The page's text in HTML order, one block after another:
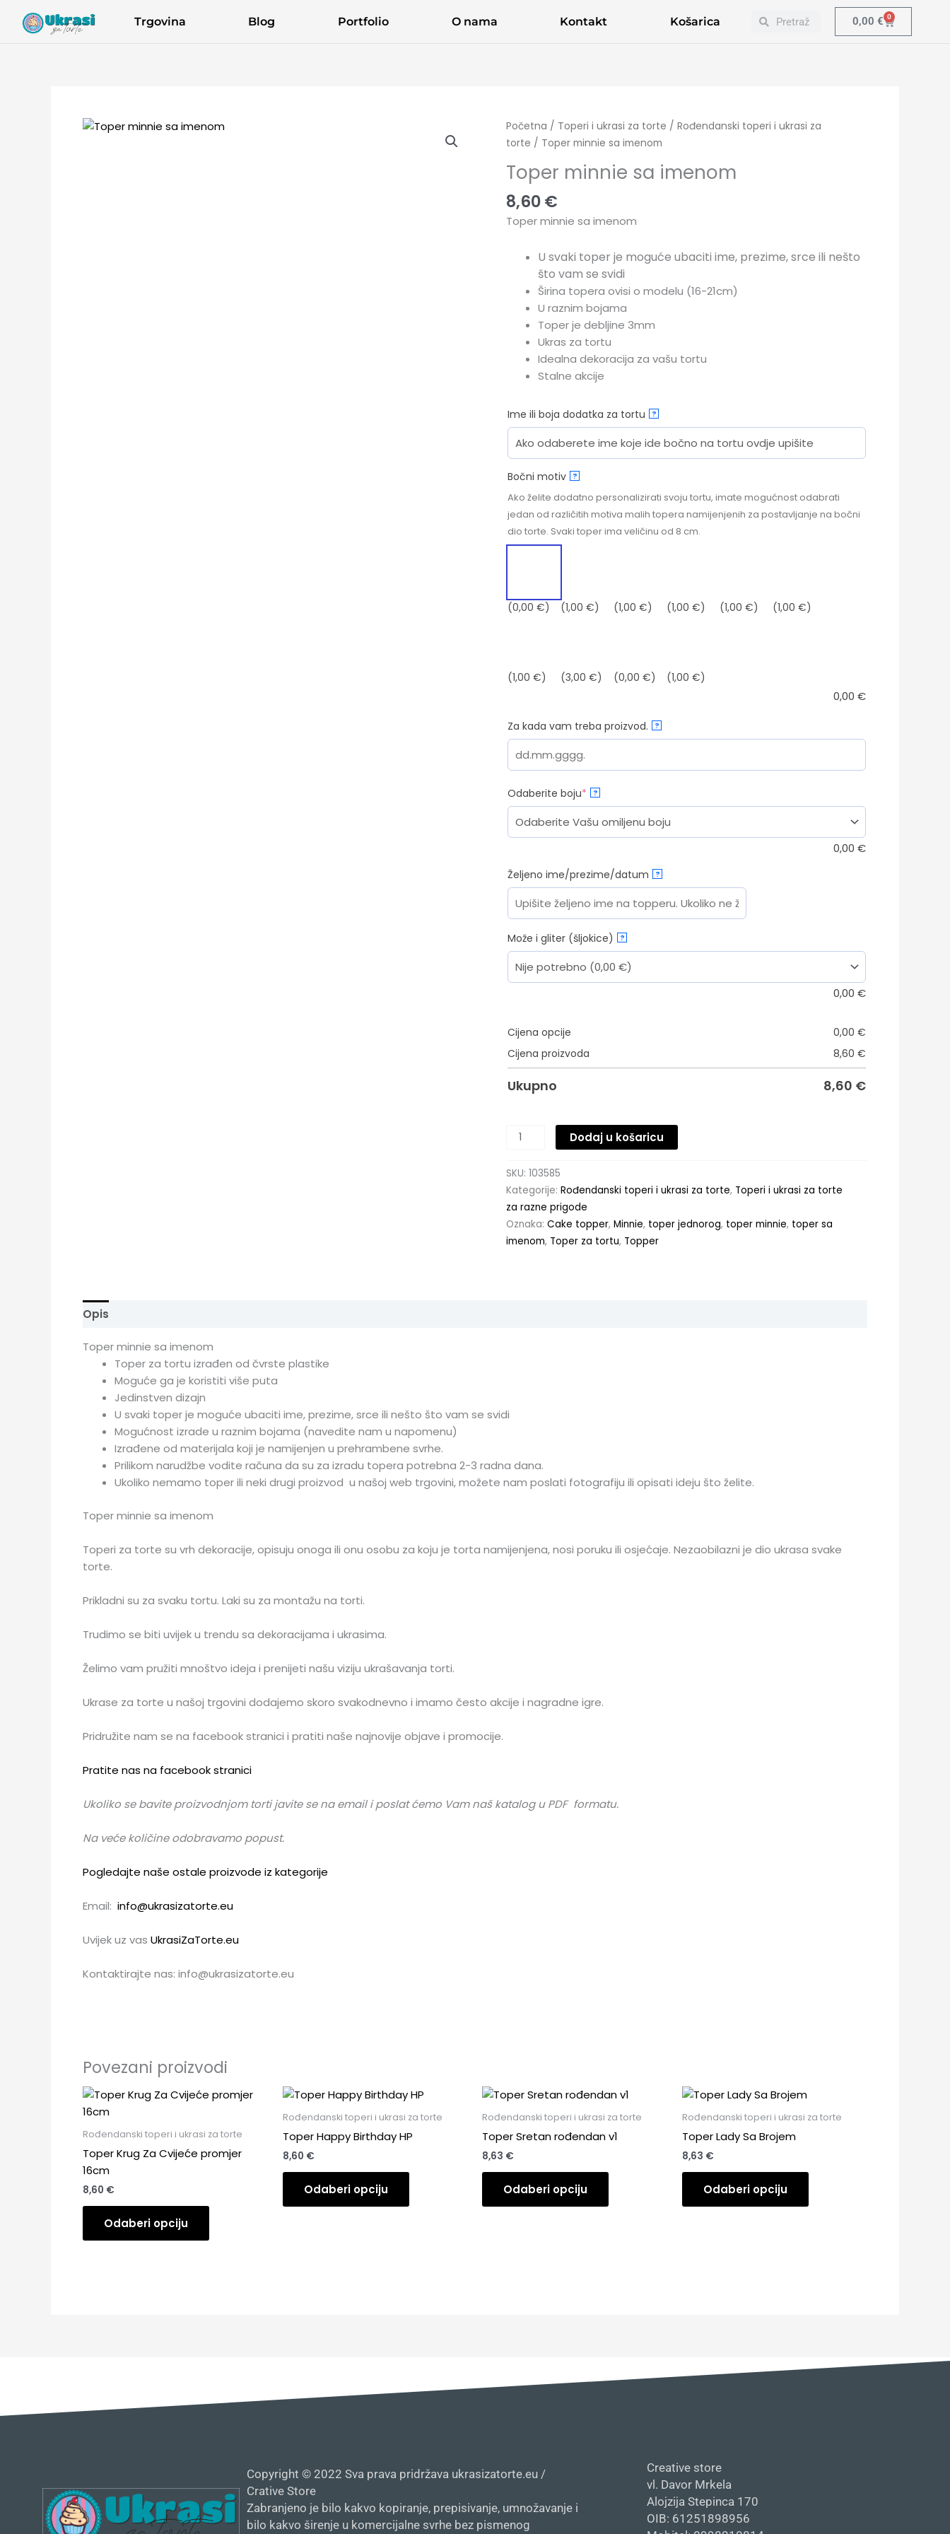
Trgovina Blog Portfolio O nama Kontakt Košarica SearchSearch 0,00 € 0
Cart
Početna / Toperi i ukrasi za torte /Rođendanski toperi i ukrasi za
torte / Toper minnie sa imenom
Toper minnie sa imenom
8,60€
Toper minnie sa imenom
U svaki toper je moguće ubaciti ime, prezime, srce ili nešto
što vam se svidi
Širina topera ovisi o modelu (16-21cm)
U raznim bojama
Toper je debljine 3mm
Ukras za tortu
Idealna dekoracija za vašu tortu
Stalne akcije
Ime ili boja dodatka za tortu ?
Bočni motiv ?
Ako želite dodatno personalizirati svoju tortu, imate mogućnost odabrati
jedan od različitih motiva malih topera namijenjenih za postavljanje na bočni
dio torte. Svaki toper ima veličinu od 8 cm.
(0,00 €) (1,00 €) (1,00 €) (1,00 €) (1,00 €) (1,00 €)
(1,00 €) (3,00 €) (0,00 €) (1,00 €)
0,00 €
Za kada vam treba proizvod. ?
Odaberite boju* (required)
?
0,00 €
Željeno ime/prezime/datum ?
Može i gliter (šljokice) ?
0,00 €
Cijena opcije 0,00 €
Cijena proizvoda
8,60 €
Ukupno 8,60 €
Toper
minnie
imenom
količina
Dodaj u košaricu
SKU:103585
Kategorije:Rođendanski toperi i ukrasi za torte, Toperi i ukrasi za torte
za razne prigode
Oznaka:Cake topper,Minnie, toper jednorog, toper minnie, toper sa
imenom, Toper za tortu, Topper
Opis
Toper minnie sa imenom
Toper za tortu izrađen od čvrste plastike
Moguće ga je koristiti više puta
Jedinstven dizajn
U svaki toper je moguće ubaciti ime, prezime, srce ili nešto što vam se svidi
Mogućnost izrade u raznim bojama (navedite nam u napomenu)
Izrađene od materijala koji je namijenjen u prehrambene svrhe.
Prilikom narudžbe vodite računa da su za izradu topera potrebna 2-3 radna dana.
Ukoliko nemamo toper ili neki drugi proizvod u našoj web trgovini, možete nam poslati fotografiju ili opisati ideju što želite.
Toper minnie sa imenom
Toperi za torte su vrh dekoracije, opisuju onoga ili onu osobu za koju je torta namijenjena, nosi poruku ili osjećaje. Nezaobilazni je dio ukrasa svake
torte.
Prikladni su za svaku tortu. Laki su za montažu na torti.
Trudimo se biti uvijek u trendu sa dekoracijama i ukrasima.
Želimo vam pružiti mnoštvo ideja i prenijeti našu viziju ukrašavanja torti.
Ukrase za torte u našoj trgovini dodajemo skoro svakodnevno i imamo često akcije i nagradne igre.
Pridružite nam se na facebook stranici i pratiti naše najnovije objave i promocije.
Pratite nas na facebook stranici
Ukoliko se bavite proizvodnjom torti javite se na email i poslat ćemo Vam naš katalog u PDF formatu.
Na veće količine odobravamo popust.
Pogledajte naše ostale proizvode iz kategorije
Email: info@ukrasizatorte.eu
Uvijek uz vas UkrasiZaTorte.eu
Kontaktirajte nas: info@ukrasizatorte.eu
Povezani proizvodi
Rođendanski toperi i ukrasi za torte
Toper Krug Za Cvijeće promjer
16cm
8,60 €
Odaberi opciju
Rođendanski toperi i ukrasi za torte
Toper Happy Birthday HP
8,60 €
Odaberi opciju
Rođendanski toperi i ukrasi za torte
Toper Sretan rođendan v1
8,63 €
Odaberi opciju
Rođendanski toperi i ukrasi za torte
Toper Lady Sa Brojem
8,63 €
Odaberi opciju
Copyright © 2022 Sva prava pridržava ukrasizatorte.eu /
Crative Store
Zabranjeno je bilo kakvo kopiranje, prepisivanje, umnožavanje i
bilo kakvo širenje u komercijalne svrhe bez pismenog
Creative store
vl. Davor Mrkela
Alojzija Stepinca 170
OIB: 61251898956